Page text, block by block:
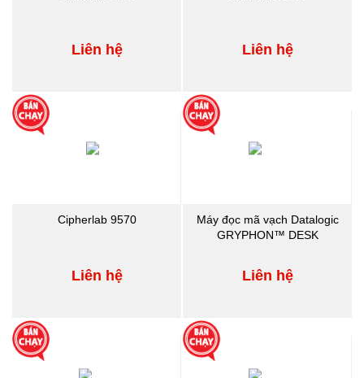
Liên hệ Liên hệ
Cipherlab 9570
Liên hệ
Máy đọc mã vạch Datalogic
GRYPHON™ DESK
Liên hệ